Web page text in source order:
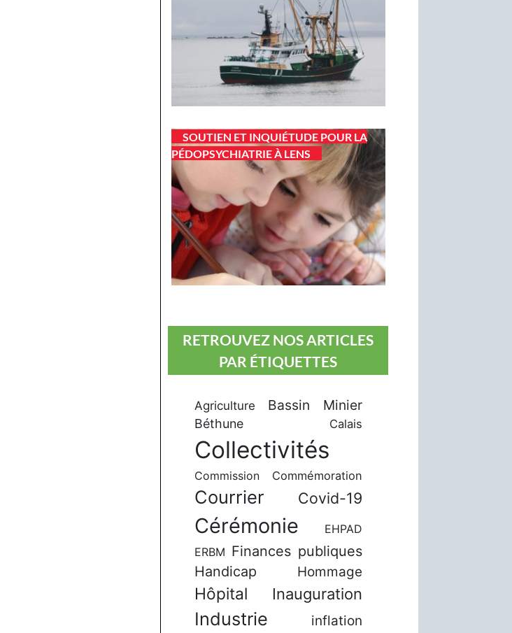
SOUTIEN ET INQUIÉTUDE POUR LA
PÉDOPSYCHIATRIE À LENS
RETROUVEZ NOS ARTICLES
PAR ÉTIQUETTES
Agriculture Bassin Minier
Béthune Calais
Collectivités
Commission Commémoration
Courrier Covid-19
Cérémonie
EHPAD
ERBM Finances publiques
Handicap
Hommage
Hôpital Inauguration
Industrie inflation